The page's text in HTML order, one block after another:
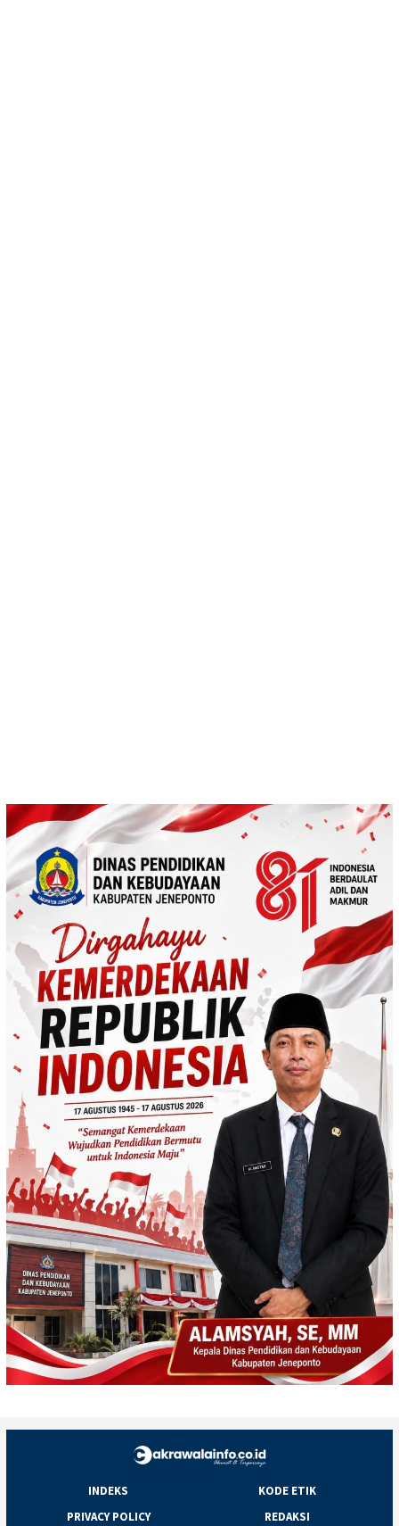
INDEKS
KODE ETIK
PRIVACY POLICY
REDAKSI